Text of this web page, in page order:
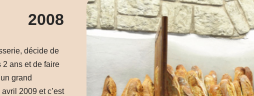
2008
décide de
2 ans et de faire
grand
2009 et c’est